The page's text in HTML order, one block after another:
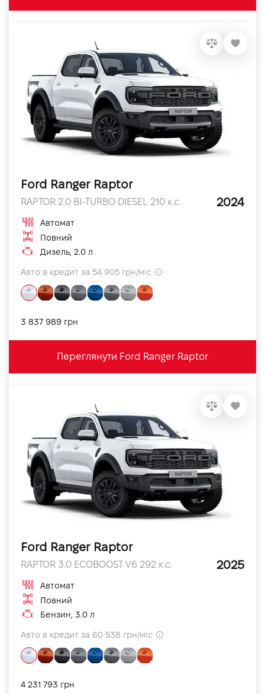
Ford Ranger Raptor
RAPTOR 2.0 BI-TURBO DIESEL 210 к.с. 2024
Автомат
Повний
Дизель, 2.0 л
Авто в кредит за 54 905 грн/міс
3 837 989 грн
Переглянути Ford Ranger Raptor
Ford Ranger Raptor
RAPTOR 3.0 ECOBOOST V6 292 к.с. 2025
Автомат
Повний
Бензин, 3.0 л
Авто в кредит за 60 538 грн/міс
4 231 793 грн